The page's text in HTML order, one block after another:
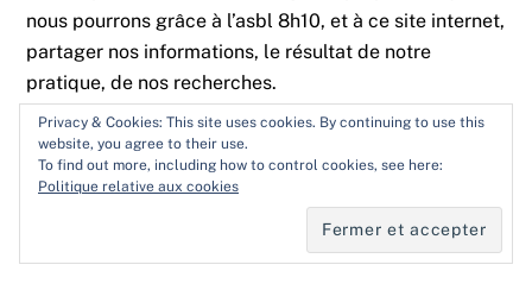
nous pourrons grâce à l’asbl 8h10, et à ce site internet,
partager nos informations, le résultat de notre
pratique, de nos recherches.
Facebook Plus
Back
Privacy & Cookies: This site uses cookies. By continuing to use this
website, you agree to their use.
To find out more, including how to control cookies, see here:
Politique relative aux cookies